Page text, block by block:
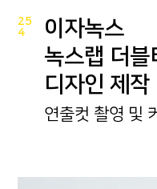
25
4
이자녹스
녹스랩 더블
디자인 제작
연출컷 촬영 및